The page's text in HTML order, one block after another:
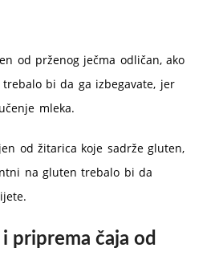
od prženog ječma odličan, ako
bi da ga izbegavate, jer
mleka.
od žitarica koje sadrže gluten,
na gluten trebalo bi da
priprema čaja od